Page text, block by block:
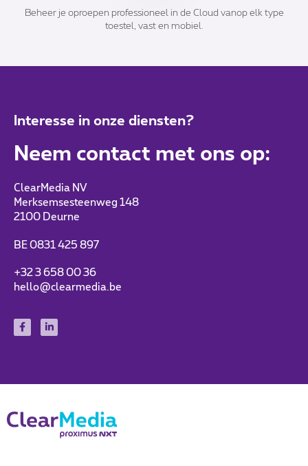
Beheer je oproepen professioneel in de Cloud vanop elk type
toestel, vast en mobiel.
Interesse in onze diensten?
Neem contact met ons op:
ClearMedia NV
Merksemsesteenweg 148
2100 Deurne
BE 0831 425 897
+32 3 658 00 36
hello@clearmedia.be